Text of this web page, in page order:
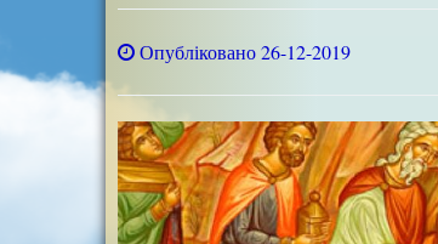
Опубліковано 26-12-2019